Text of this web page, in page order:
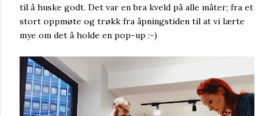
til å huske godt. Det var en bra kveld på alle måter; fra et
stort oppmøte og trøkk fra åpningstiden til at vi lærte
mye om det å holde en pop-up :-)